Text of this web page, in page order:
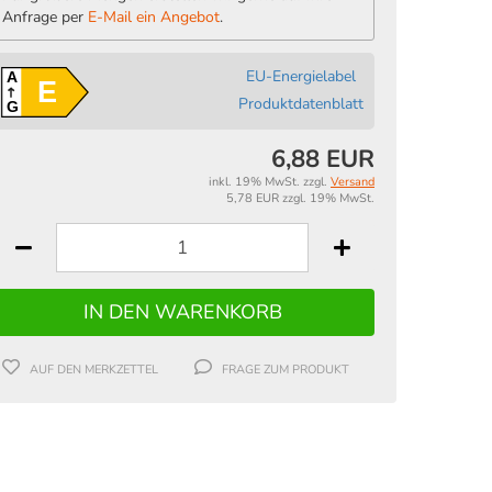
Anfrage per E-Mail ein Angebot.
A
GE
EU-Energielabel
Produktdatenblatt
6,88 EUR
inkl. 19% MwSt. zzgl. Versand
5,78 EUR zzgl. 19% MwSt.
AUF DEN MERKZETTEL FRAGE ZUM PRODUKT